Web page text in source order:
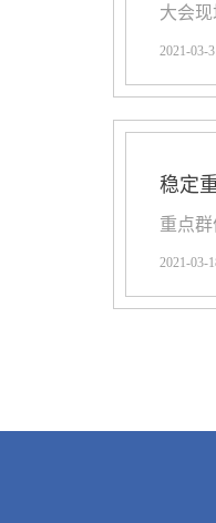
大会
2021-03-
稳定
重点
2021-03-